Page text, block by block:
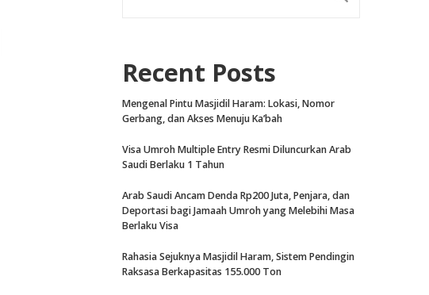
Recent Posts
Mengenal Pintu Masjidil Haram: Lokasi, Nomor
Gerbang, dan Akses Menuju Ka’bah
Visa Umroh Multiple Entry Resmi Diluncurkan Arab
Saudi Berlaku 1 Tahun
Arab Saudi Ancam Denda Rp200 Juta, Penjara, dan
Deportasi bagi Jamaah Umroh yang Melebihi Masa
Berlaku Visa
Rahasia Sejuknya Masjidil Haram, Sistem Pendingin
Raksasa Berkapasitas 155.000 Ton